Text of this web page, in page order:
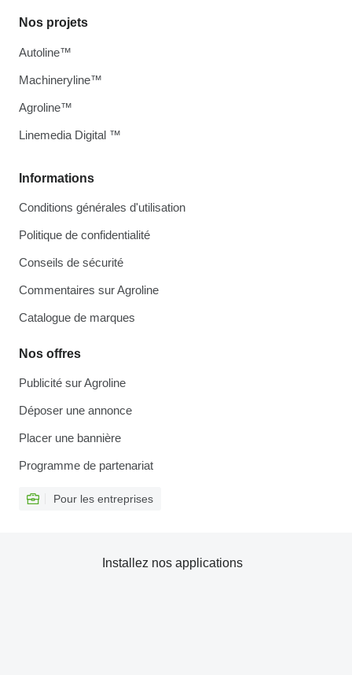
Informations
Conditions générales d'utilisation
Politique de confidentialité
Conseils de sécurité
Commentaires sur Agroline
Catalogue de marques
Nos offres
Publicité sur Agroline
Déposer une annonce
Placer une bannière
Programme de partenariat
Pour les entreprises
Nos projets
Autoline™
Machineryline™
Agroline™
Linemedia Digital ™
Installez nos applications